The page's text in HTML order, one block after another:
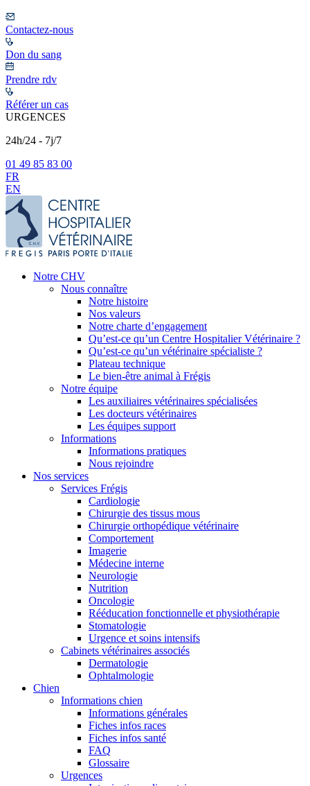
Contactez-nous
Don du sang
Prendre rdv
Référer un cas
URGENCES
24h/24 - 7j/7
01 49 85 83 00
FR
EN
Notre CHV
Nous connaître
Notre histoire
Nos valeurs
Notre charte d’engagement
Qu’est-ce qu’un Centre Hospitalier Vétérinaire ?
Qu’est-ce qu’un vétérinaire spécialiste ?
Plateau technique
Le bien-être animal à Frégis
Notre équipe
Les auxiliaires vétérinaires spécialisées
Les docteurs vétérinaires
Les équipes support
Informations
Informations pratiques
Nous rejoindre
Nos services
Services Frégis
Cardiologie
Chirurgie des tissus mous
Chirurgie orthopédique vétérinaire
Comportement
Imagerie
Médecine interne
Neurologie
Nutrition
Oncologie
Rééducation fonctionnelle et physiothérapie
Stomatologie
Urgence et soins intensifs
Cabinets vétérinaires associés
Dermatologie
Ophtalmologie
Chien
Informations chien
Informations générales
Fiches infos races
Fiches infos santé
FAQ
Glossaire
Urgences